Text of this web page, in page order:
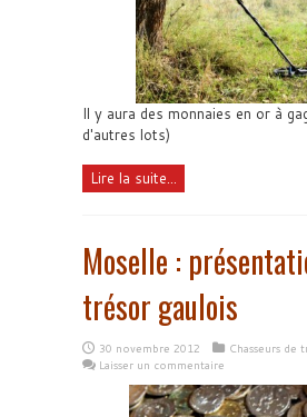
Il y aura des monnaies en or à
d'autres lots)
Lire la suite...
Moselle :
trésor gaulois
30 novembre 2012
Chasseurs de
Laisser un commentaire